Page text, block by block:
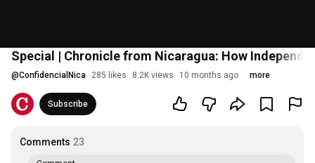
Special | Chronicle from Nicaragua: How
@ConfidencialNica 285 likes 8.2K views 10 months ago more
Subscribe
Comments 23